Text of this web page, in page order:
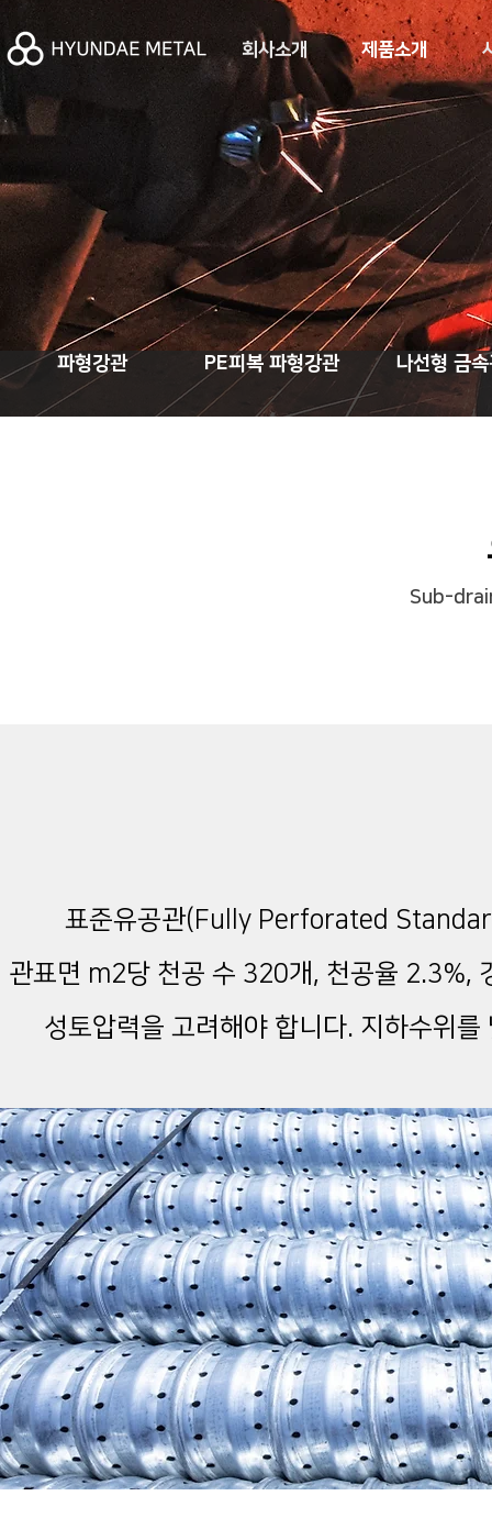
회사소개 제품소개
파형강관 PE피복 파형강관 나선형 금
Sub-
표준유공관(Fully Perforated
관표면 m2당 천공 수 320개, 천공율 2.3%,
성토압력을 고려해야 합니다. 지하수위